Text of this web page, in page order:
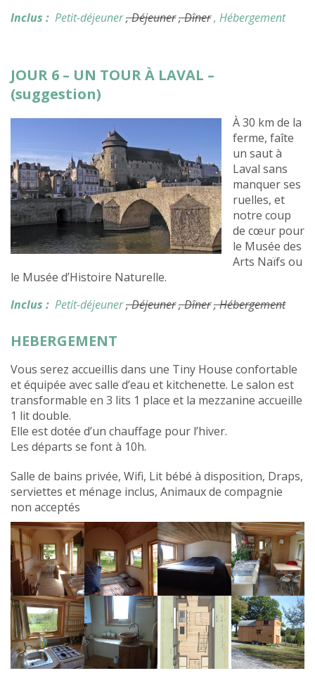
Inclus : Petit-déjeuner, Déjeuner, Dîner, Hébergement
JOUR 6 – UN TOUR À LAVAL –
(suggestion)
À 30 km de la
ferme, faîte
un saut à
Laval sans
manquer ses
ruelles, et
notre coup
de cœur pour
le Musée des
Arts Naïfs ou
le Musée d’Histoire Naturelle.
Inclus : Petit-déjeuner, Déjeuner, Dîner, Hébergement
HEBERGEMENT
Vous serez accueillis dans une Tiny House confortable
et équipée avec salle d’eau et kitchenette. Le salon est
transformable en 3 lits 1 place et la mezzanine accueille
1 lit double.
Elle est dotée d’un chauffage pour l’hiver.
Les départs se font à 10h.
Salle de bains privée, Wifi, Lit bébé à disposition, Draps,
serviettes et ménage inclus, Animaux de compagnie
non acceptés